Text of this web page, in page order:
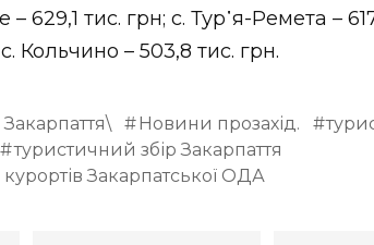
629,1 тис. грн; с. Тур᾿я-Ремета –
Кольчино – 503,8 тис. грн.
Новини прозахід.
туристичний збір Закарпаття
Закарпатської ОДА